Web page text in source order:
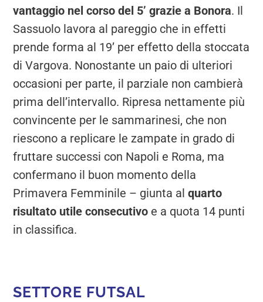
vantaggio nel corso del 5’ grazie a Bonora. Il
Sassuolo lavora al pareggio che in effetti
prende forma al 19’ per effetto della stoccata
di Vargova. Nonostante un paio di ulteriori
occasioni per parte, il parziale non cambierà
prima dell’intervallo. Ripresa nettamente più
convincente per le sammarinesi, che non
riescono a replicare le zampate in grado di
fruttare successi con Napoli e Roma, ma
confermano il buon momento della
Primavera Femminile – giunta alquarto
risultato utile consecutivo e a quota 14 punti
in classifica.
SETTORE FUTSAL